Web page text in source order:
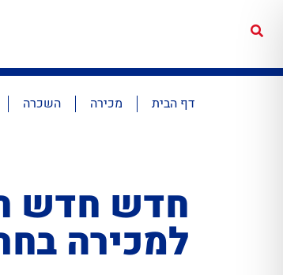
דף הבית מכירה השכרה
חדש חדש
למכירה